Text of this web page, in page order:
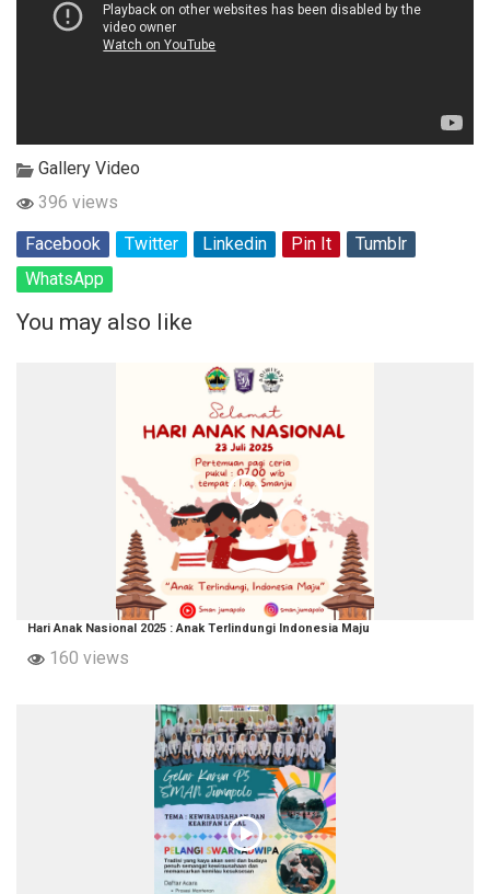
Gallery Video
396 views
Facebook
Twitter Linkedin Pin It
Tumblr
WhatsApp
You may also like
Hari Anak Nasional 2025 : Anak Terlindungi Indonesia Maju
160 views